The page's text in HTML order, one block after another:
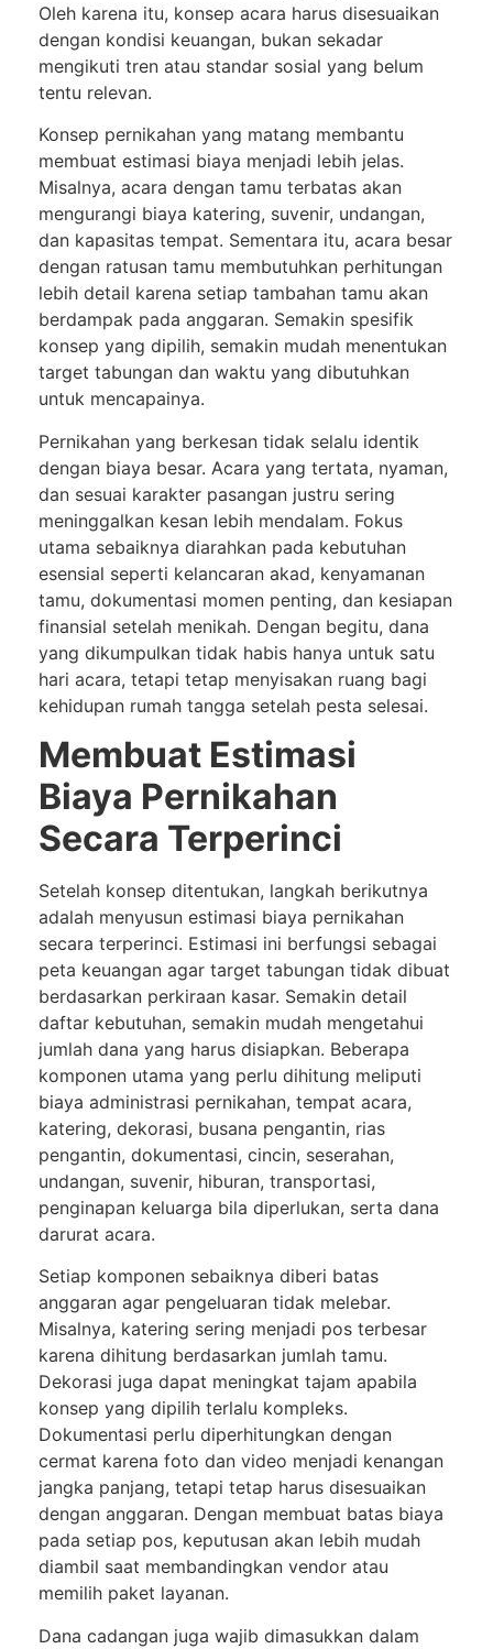
Oleh karena itu, konsep acara harus disesuaikan
dengan kondisi keuangan, bukan sekadar
mengikuti tren atau standar sosial yang belum
tentu relevan.
Konsep pernikahan yang matang membantu
membuat estimasi biaya menjadi lebih jelas.
Misalnya, acara dengan tamu terbatas akan
mengurangi biaya katering, suvenir, undangan,
dan kapasitas tempat. Sementara itu, acara besar
dengan ratusan tamu membutuhkan perhitungan
lebih detail karena setiap tambahan tamu akan
berdampak pada anggaran. Semakin spesifik
konsep yang dipilih, semakin mudah menentukan
target tabungan dan waktu yang dibutuhkan
untuk mencapainya.
Pernikahan yang berkesan tidak selalu identik
dengan biaya besar. Acara yang tertata, nyaman,
dan sesuai karakter pasangan justru sering
meninggalkan kesan lebih mendalam. Fokus
utama sebaiknya diarahkan pada kebutuhan
esensial seperti kelancaran akad, kenyamanan
tamu, dokumentasi momen penting, dan kesiapan
finansial setelah menikah. Dengan begitu, dana
yang dikumpulkan tidak habis hanya untuk satu
hari acara, tetapi tetap menyisakan ruang bagi
kehidupan rumah tangga setelah pesta selesai.
Membuat Estimasi
Biaya Pernikahan
Secara Terperinci
Setelah konsep ditentukan, langkah berikutnya
adalah menyusun estimasi biaya pernikahan
secara terperinci. Estimasi ini berfungsi sebagai
peta keuangan agar target tabungan tidak dibuat
berdasarkan perkiraan kasar. Semakin detail
daftar kebutuhan, semakin mudah mengetahui
jumlah dana yang harus disiapkan. Beberapa
komponen utama yang perlu dihitung meliputi
biaya administrasi pernikahan, tempat acara,
katering, dekorasi, busana pengantin, rias
pengantin, dokumentasi, cincin, seserahan,
undangan, suvenir, hiburan, transportasi,
penginapan keluarga bila diperlukan, serta dana
darurat acara.
Setiap komponen sebaiknya diberi batas
anggaran agar pengeluaran tidak melebar.
Misalnya, katering sering menjadi pos terbesar
karena dihitung berdasarkan jumlah tamu.
Dekorasi juga dapat meningkat tajam apabila
konsep yang dipilih terlalu kompleks.
Dokumentasi perlu diperhitungkan dengan
cermat karena foto dan video menjadi kenangan
jangka panjang, tetapi tetap harus disesuaikan
dengan anggaran. Dengan membuat batas biaya
pada setiap pos, keputusan akan lebih mudah
diambil saat membandingkan vendor atau
memilih paket layanan.
Dana cadangan juga wajib dimasukkan dalam